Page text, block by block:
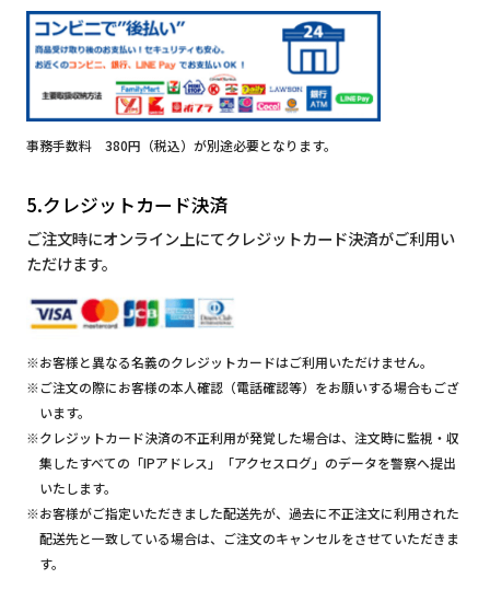
事務手数料 380円（税込）が別途必要となります。
5.クレジットカード決済
ご注文時にオンライン上にてクレジットカード決済がご利用い
ただけます。
※お客様と異なる名義のクレジットカードはご利用いただけません。
※ご注文の際にお客様の本人確認（電話確認等）をお願いする場合もござ
います。
※クレジットカード決済の不正利用が発覚した場合は、注文時に監視・収
集したすべての「IPアドレス」「アクセスログ」のデータを警察へ提出
いたします。
※お客様がご指定いただきました配送先が、過去に不正注文に利用された
配送先と一致している場合は、ご注文のキャンセルをさせていただきま
す。